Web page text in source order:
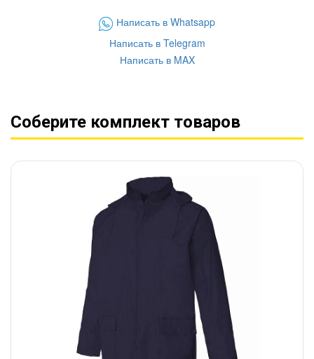
Написать в Whatsapp
Написать в Telegram
Написать в MAX
Соберите комплект товаров